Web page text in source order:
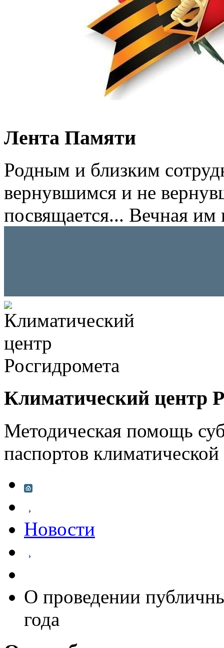
Лента Памяти
Родным и близким
вернувшимся и не
посвящается... Вечная им
Климатический центр
Методическая помощь
паспортов
Новости
О проведении
года